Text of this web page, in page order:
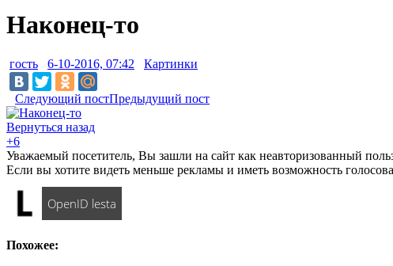
Наконец-то
гость 6-10-2016, 07:42 Картинки
Следующий постПредыдущий пост
Вернуться назад
+6
Уважаемый посетитель, Вы зашли на сайт как неавторизованный
Если вы хотите видеть меньше рекламы и иметь возможность
OpenID lesta
Похожее: